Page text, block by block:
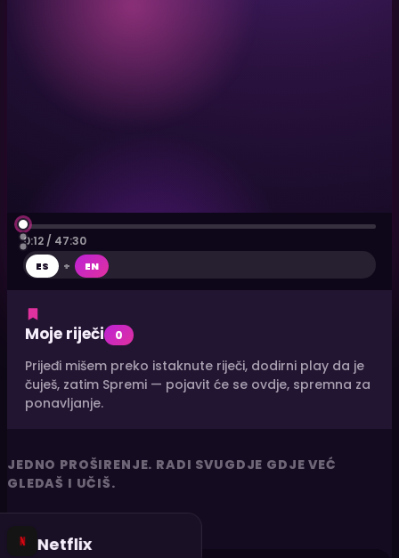
0:12 / 47:30
ES + EN
Moje riječi 0
Prijeđi mišem preko istaknute riječi, dodirni play da je
čuješ, zatim Spremi — pojavit će se ovdje, spremna za
ponavljanje.
JEDNO PROŠIRENJE. RADI SVUGDJE GDJE VEĆ
GLEDAŠ I UČIŠ.
Netflix